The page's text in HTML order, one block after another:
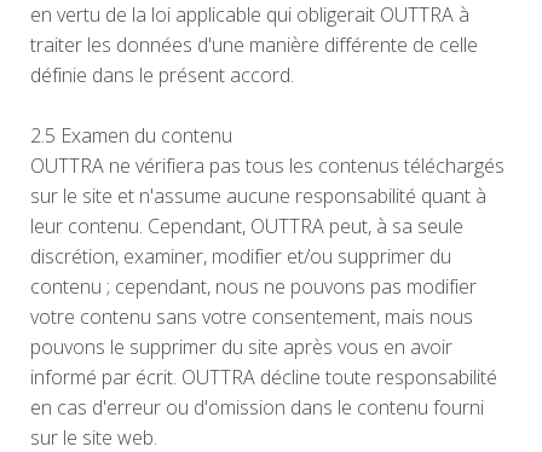
en vertu de la loi applicable qui obligerait OUTTRA à
traiter les données d'une manière différente de celle
définie dans le présent accord.
2.5 Examen du contenu
OUTTRA ne vérifiera pas tous les contenus téléchargés
sur le site et n'assume aucune responsabilité quant à
leur contenu. Cependant, OUTTRA peut, à sa seule
discrétion, examiner, modifier et/ou supprimer du
contenu ; cependant, nous ne pouvons pas modifier
votre contenu sans votre consentement, mais nous
pouvons le supprimer du site après vous en avoir
informé par écrit. OUTTRA décline toute responsabilité
en cas d'erreur ou d'omission dans le contenu fourni
sur le site web.